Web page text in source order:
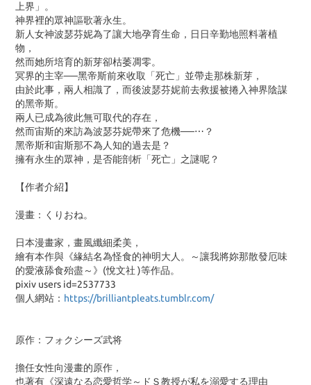
上界」。
神界裡的眾神謳歌著永生。
新人女神波瑟芬妮為了讓大地孕育生命，日日辛勤地照料著植
物，
然而她所培育的新芽卻枯萎凋零。
冥界的主宰──黑帝斯前來收取「死亡」並帶走那株新芽，
由於此事，兩人相識了，而後波瑟芬妮前去救援被捲入神界陰謀
的黑帝斯。
兩人已成為彼此無可取代的存在，
然而宙斯的來訪為波瑟芬妮帶來了危機──⋯？
黑帝斯和宙斯那不為人知的過去是？
擁有永生的眾神，是否能剖析「死亡」之謎呢？
【作者介紹】
漫畫：くりおね。
日本漫畫家，畫風纖細柔美，
繪有本作與《緣結名為怪食的神明大人。～讓我將妳那散發厄味
的愛液舔食殆盡～》(悅文社 )等作品。
pixiv users id=2537733
個人網站： https://brilliantpleats.tumblr.com/
原作：フォクシーズ武将
擔任女性向漫畫的原作，
也著有《深遠なる恋愛哲学～ドＳ教授が私を溺愛する理由